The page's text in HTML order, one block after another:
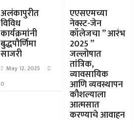
अलंकापुरीत
विविध
कार्यक्रमांनी
बुद्धपौर्णिमा
साजरी
May 12, 2025
0
एएसएमच्या
नेक्स्ट-जेन
कॉलेजचा ” आरंभ
2025 ”
जल्लोषात
तांत्रिक,
व्यावसायिक
आणि व्यवस्थापन
कौशल्याला
आत्मसात
करण्याचे आवाहन